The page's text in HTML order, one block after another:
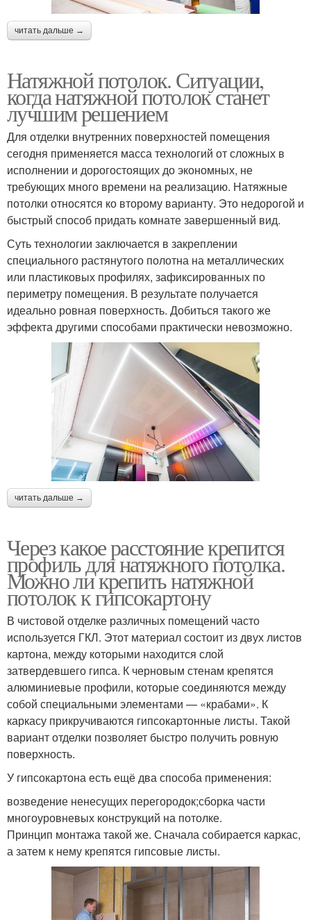
читать дальше →
Натяжной потолок. Ситуации,
когда натяжной потолок станет
лучшим решением
Для отделки внутренних поверхностей помещения
сегодня применяется масса технологий от сложных в
исполнении и дорогостоящих до экономных, не
требующих много времени на реализацию. Натяжные
потолки относятся ко второму варианту. Это недорогой и
быстрый способ придать комнате завершенный вид.
Суть технологии заключается в закреплении
специального растянутого полотна на металлических
или пластиковых профилях, зафиксированных по
периметру помещения. В результате получается
идеально ровная поверхность. Добиться такого же
эффекта другими способами практически невозможно.
читать дальше →
Через какое расстояние крепится
профиль для натяжного потолка.
Можно ли крепить натяжной
потолок к гипсокартону
В чистовой отделке различных помещений часто
используется ГКЛ. Этот материал состоит из двух листов
картона, между которыми находится слой
затвердевшего гипса. К черновым стенам крепятся
алюминиевые профили, которые соединяются между
собой специальными элементами — «крабами». К
каркасу прикручиваются гипсокартонные листы. Такой
вариант отделки позволяет быстро получить ровную
поверхность.
У гипсокартона есть ещё два способа применения:
возведение ненесущих перегородок;сборка части
многоуровневых конструкций на потолке.
Принцип монтажа такой же. Сначала собирается каркас,
а затем к нему крепятся гипсовые листы.